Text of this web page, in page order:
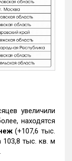
увеличили
находятся
(+107,6 тыс.
тыс. кв. м